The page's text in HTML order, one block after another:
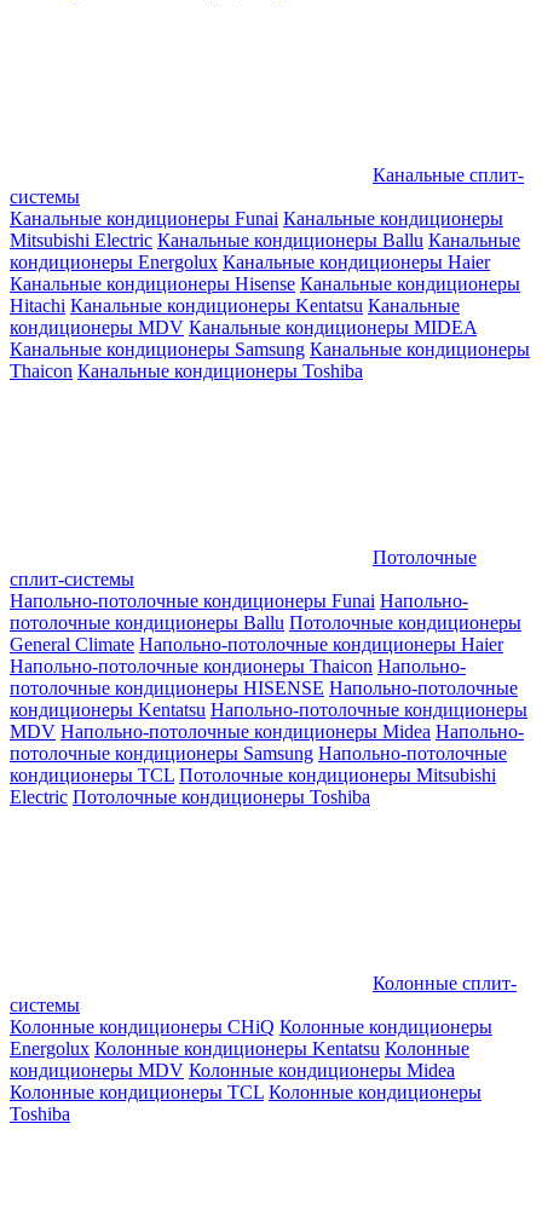
Канальные сплит-
системы
Канальные кондиционеры Funai Канальные кондиционеры
Mitsubishi Electric Канальные кондиционеры Ballu Канальные
кондиционеры Energolux Канальные кондиционеры Haier
Канальные кондиционеры Hisense Канальные кондиционеры
Hitachi Канальные кондиционеры Kentatsu Канальные
кондиционеры MDV Канальные кондиционеры MIDEA
Канальные кондиционеры Samsung Канальные кондиционеры
Thaicon Канальные кондиционеры Toshiba
Потолочные
сплит-системы
Напольно-потолочные кондиционеры Funai Напольно-
потолочные кондиционеры Ballu Потолочные кондиционеры
General Climate Напольно-потолочные кондиционеры Haier
Напольно-потолочные кондионеры Thaicon Напольно-
потолочные кондиционеры HISENSE Напольно-потолочные
кондиционеры Kentatsu Напольно-потолочные кондиционеры
MDV Напольно-потолочные кондиционеры Midea Напольно-
потолочные кондиционеры Samsung Напольно-потолочные
кондиционеры TCL Потолочные кондиционеры Mitsubishi
Electric Потолочные кондиционеры Toshiba
Колонные сплит-
системы
Колонные кондиционеры CHiQ Колонные кондиционеры
Energolux Колонные кондиционеры Kentatsu Колонные
кондиционеры MDV Колонные кондиционеры Midea
Колонные кондиционеры TCL Колонные кондиционеры
Toshiba